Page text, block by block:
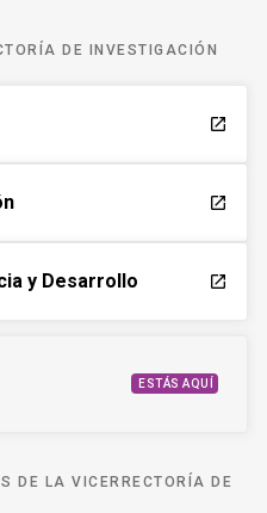
DE INVESTIGACIÓN
launch
launch
y Desarrollo launch
ESTÁS AQUÍ
DE LA VICERRECTORÍA DE